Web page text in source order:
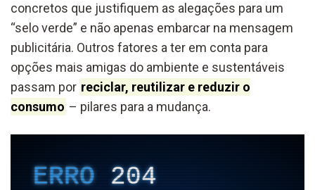
concretos que justifiquem as alegações para um
“selo verde” e não apenas embarcar na mensagem
publicitária. Outros fatores a ter em conta para
opções mais amigas do ambiente e sustentáveis
passam por reciclar, reutilizar e reduzir o
consumo – pilares para a mudança.